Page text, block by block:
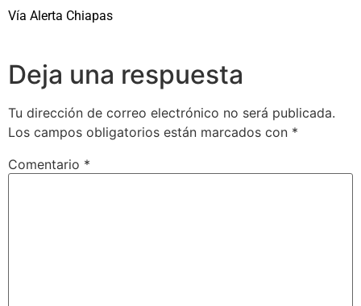
Vía Alerta Chiapas
Deja una respuesta
Tu dirección de correo electrónico no será publicada.
Los campos obligatorios están marcados con *
Comentario *